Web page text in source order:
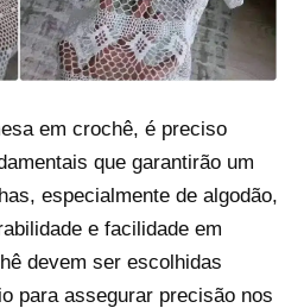
em crochê, é preciso
que garantirão um
especialmente de algodão,
e facilidade em
devem ser escolhidas
para assegurar precisão nos